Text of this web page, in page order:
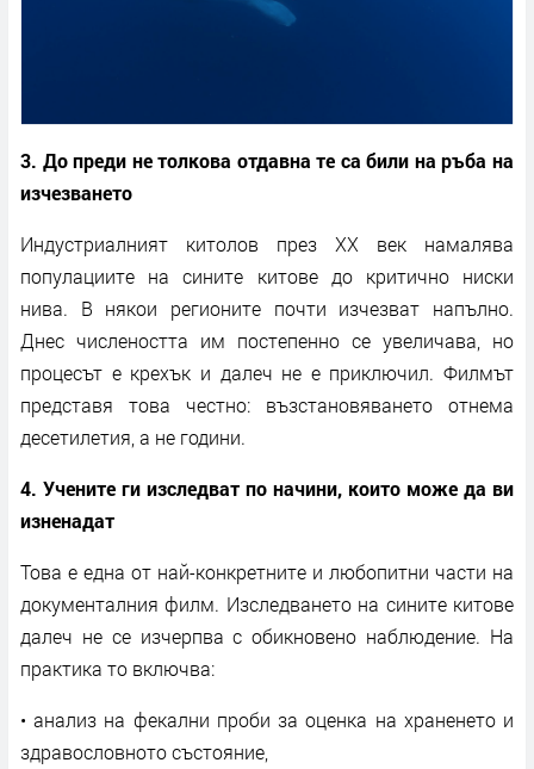
3. До преди не толкова отдавна те са били на ръба на
изчезването
Индустриалният китолов през XX век намалява
популациите на сините китове до критично ниски
нива. В някои регионите почти изчезват напълно.
Днес числеността им постепенно се увеличава, но
процесът е крехък и далеч не е приключил. Филмът
представя това честно: възстановяването отнема
десетилетия, а не години.
4. Учените ги изследват по начини, които може да ви
изненадат
Това е една от най-конкретните и любопитни части на
документалния филм. Изследването на сините китове
далеч не се изчерпва с обикновено наблюдение. На
практика то включва:
• анализ на фекални проби за оценка на храненето и
здравословното състояние,